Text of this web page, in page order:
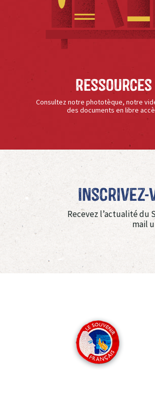
Ressources
Consultez notre phototèque, notre
des documents en libre
Inscrivez-
Recevez l’actualité du
mail